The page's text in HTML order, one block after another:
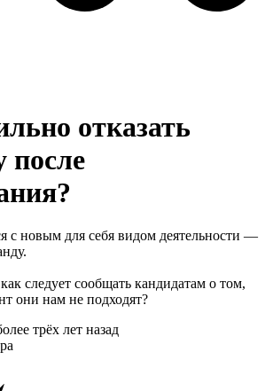
отказать
после
с новым для себя видом деятельности —
следует сообщать кандидатам о том,
они нам не подходят?
трёх лет назад